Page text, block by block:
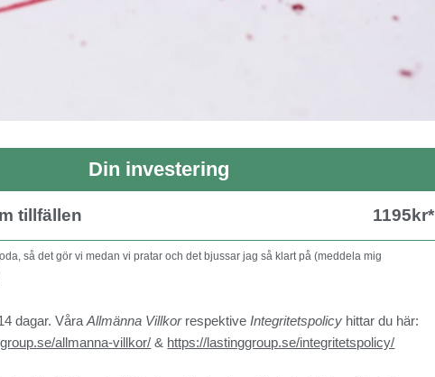
Din investering
tillfällen 1195kr*
så det gör vi medan vi pratar och det bjussar jag så klart på (meddela mig
dagar. VåraAllmänna Villkorrespektive Integritetspolicy hittar du här:
allmanna-villkor/ & https://lastinggroup.se/integritetspolicy/